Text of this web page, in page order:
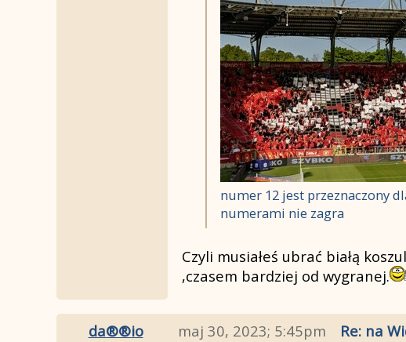
numer 12 jest przeznaczony
numerami nie zagra
Czyli musiałeś ubrać białą
,czasem bardziej od wygranej.
da®®io maj 30, 2023; 5:45pm Re: na